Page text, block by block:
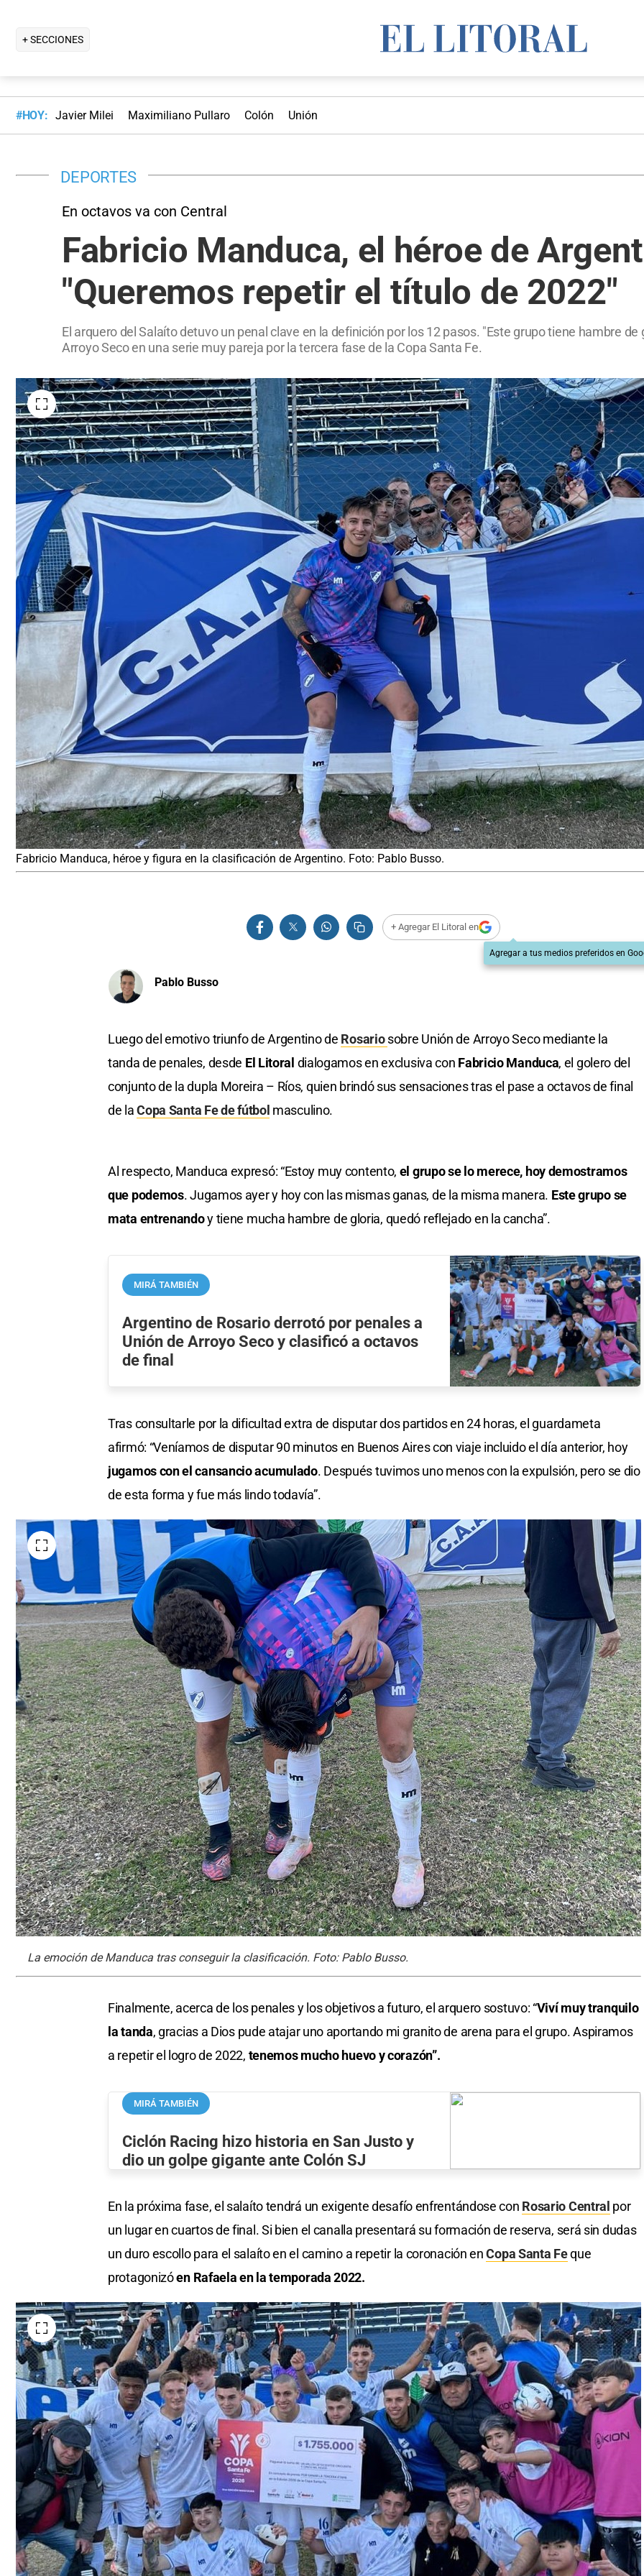
+ SECCIONES
#HOY: Javier Milei Maximiliano Pullaro Colón Unión
DEPORTES
En octavos va con Central
Fabricio Manduca, el héroe de
"Queremos repetir el título de 2022"
El arquero del Salaíto detuvo un penal clave en la definición por los 12 pasos. "Este grupo tiene hambre
Arroyo Seco en una serie muy pareja por la tercera fase de la Copa Santa Fe.
Fabricio Manduca, héroe y figura en la clasificación de Argentino. Foto: Pablo Busso.
+ Agregar El Litoral en
Agregar a tus medios preferidos en
Pablo Busso
Luego del emotivo triunfo de Argentino de Rosariosobre Unión de Arroyo Seco mediante la
tanda de penales, desde El Litoral dialogamos en exclusiva con Fabricio Manduca, el golero del
conjunto de la dupla Moreira – Ríos, quien brindó sus sensaciones tras el pase a octavos de final
de laCopa Santa Fe de fútbol masculino.
Al respecto, Manduca expresó: “Estoy muy contento, el grupo se lo merece, hoy demostramos
que podemos. Jugamos ayer y hoy con las mismas ganas, de la misma manera. Este grupo se
mata entrenandoy tiene mucha hambre de gloria, quedó reflejado en la cancha”.
MIRÁ TAMBIÉN
Argentino de Rosario derrotó por penales a
Unión de Arroyo Seco y clasificó a octavos
de final
Tras consultarle por la dificultad extra de disputar dos partidos en 24 horas, el guardameta
afirmó: “Veníamos de disputar 90 minutos en Buenos Aires con viaje incluido el día anterior, hoy
jugamos con el cansancio acumulado. Después tuvimos uno menos con la expulsión, pero se dio
de esta forma y fue más lindo todavía”.
La emoción de Manduca tras conseguir la clasificación. Foto: Pablo Busso.
Finalmente, acerca de los penales y los objetivos a futuro, el arquero sostuvo: “Viví muy tranquilo
la tanda, gracias a Dios pude atajar uno aportando mi granito de arena para el grupo. Aspiramos
a repetir el logro de 2022, tenemos mucho huevo y corazón”.
MIRÁ TAMBIÉN
Ciclón Racing hizo historia en San Justo y
dio un golpe gigante ante Colón SJ
En la próxima fase, el salaíto tendrá un exigente desafío enfrentándose con Rosario Central por
un lugar en cuartos de final. Si bien el canalla presentará su formación de reserva, será sin dudas
un duro escollo para el salaíto en el camino a repetir la coronación enCopa Santa Feque
protagonizóen Rafaela en la temporada 2022.